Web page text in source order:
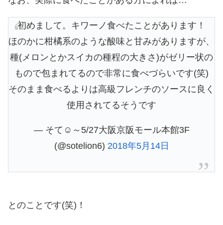
初めまして。キワーノ食べたことがあります！
ほのかに柑橘系のような酸味と甘みがありますが、
種(メロンとかスイカの種程の大きさ)がゼリー状の
もので包まれてるので非常に食べづらいです(笑)
そのまま食べるよりは高級フレンチのソースに良く
使用されてるそうです
— そて☺︎～5/27大阪京阪モール本館3F
(@sotelion6) 2018年5月14日
とのことです(笑)！